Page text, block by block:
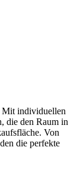
Mit individuellen
die den Raum in
Von
die perfekte